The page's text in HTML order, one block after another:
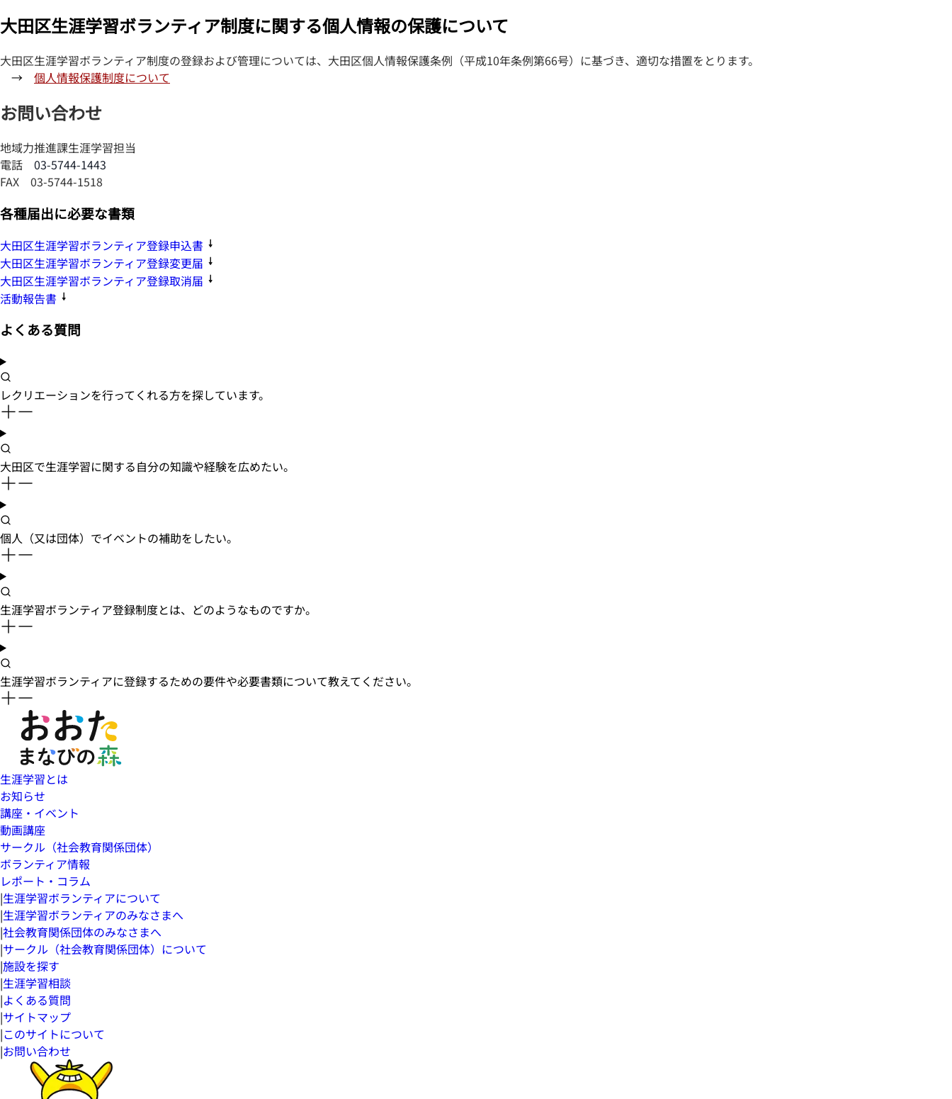
大田区生涯学習ボランティア制度に関する個人情報の保護について
大田区生涯学習ボランティア制度の登録および管理については、大田区個人情報保護条例（平成10年条例第66号）に基づき、適切な措置をとります。
→ 個人情報保護制度について
お問い合わせ
地域力推進課生涯学習担当
電話 03-5744-1443
FAX 03-5744-1518
各種届出に必要な書類
大田区生涯学習ボランティア登録申込書
大田区生涯学習ボランティア登録変更届
大田区生涯学習ボランティア登録取消届
活動報告書
よくある質問
レクリエーションを行ってくれる方を探しています。
大田区で生涯学習に関する自分の知識や経験を広めたい。
個人（又は団体）でイベントの補助をしたい。
生涯学習ボランティア登録制度とは、どのようなものですか。
生涯学習ボランティアに登録するための要件や必要書類について教えてください。
生涯学習とは
お知らせ
講座・イベント
動画講座
サークル（社会教育関係団体）
ボランティア情報
レポート・コラム
|生涯学習ボランティアについて
|生涯学習ボランティアのみなさまへ
|社会教育関係団体のみなさまへ
|サークル（社会教育関係団体）について
|施設を探す
|生涯学習相談
|よくある質問
|サイトマップ
|このサイトについて
|お問い合わせ